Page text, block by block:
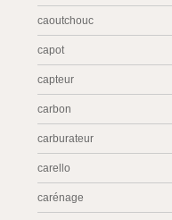
caoutchouc
capot
capteur
carbon
carburateur
carello
carénage